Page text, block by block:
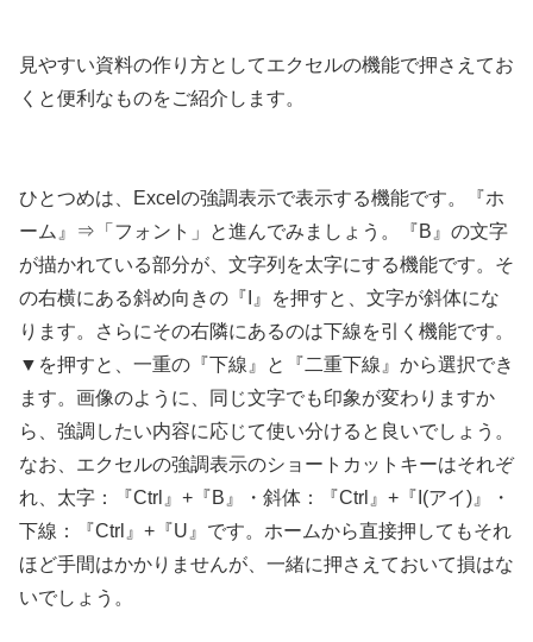
見やすい資料の作り方としてエクセルの機能で押さえてお
くと便利なものをご紹介します。
ひとつめは、Excelの強調表示で表示する機能です。『ホ
ーム』⇒「フォント」と進んでみましょう。『B』の文字
が描かれている部分が、文字列を太字にする機能です。そ
の右横にある斜め向きの『I』を押すと、文字が斜体にな
ります。さらにその右隣にあるのは下線を引く機能です。
▼を押すと、一重の『下線』と『二重下線』から選択でき
ます。画像のように、同じ文字でも印象が変わりますか
ら、強調したい内容に応じて使い分けると良いでしょう。
なお、エクセルの強調表示のショートカットキーはそれぞ
れ、太字：『Ctrl』+『B』・斜体：『Ctrl』+『I(アイ)』・
下線：『Ctrl』+『U』です。ホームから直接押してもそれ
ほど手間はかかりませんが、一緒に押さえておいて損はな
いでしょう。